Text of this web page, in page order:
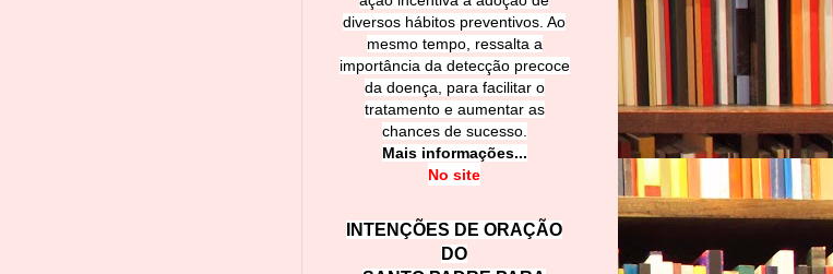
diversos hábitos preventivos. Ao
mesmo tempo, ressalta a
importância da detecção precoce
da doença, para facilitar o
tratamento e aumentar as
chances de sucesso.
Mais informações...
No site
INTENÇÕES DE ORAÇÃO
DO